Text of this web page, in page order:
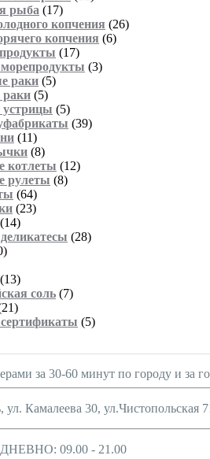
рыба (17)
копчения (26)
копчения (6)
(17)
(3)
раки (5)
(5)
(5)
(39)
(11)
(8)
котлеты (12)
рулеты (8)
(64)
(23)
(14)
(28)
(13)
соль (7)
(5)
за 30-60 минут по городу и
ул. Камалеева 30, ул.Чистопольская
09.00 - 21.00